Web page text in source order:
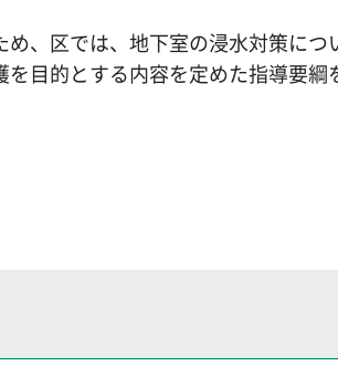
、区では、地下室の浸水対策に
目的とする内容を定めた指導要綱